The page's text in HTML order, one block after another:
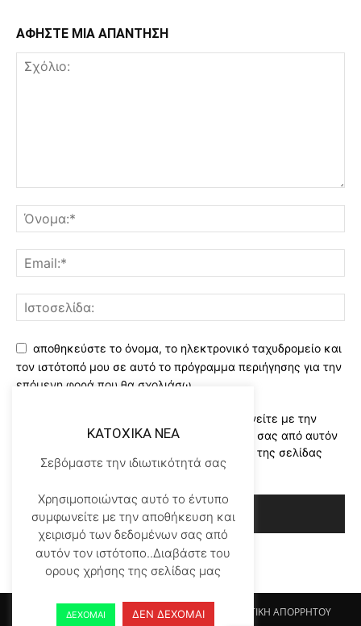
ΑΦΗΣΤΕ ΜΙΑ ΑΠΑΝΤΗΣΗ
αποθηκεύστε το όνομα, το ηλεκτρονικό ταχυδρομείο και
τον ιστότοπό μου σε αυτό το πρόγραμμα περιήγησης για την
επόμενη φορά που θα σχολιάσω.
Χρησιμοποιώντας αυτό το έντυπο συμφωνείτε με την
αποθήκευση και χειρισμό των δεδομένων σας από αυτόν
τον ιστότοπο..Διαβάστε του ορους χρήσης της σελίδας
μας*
Αρχικη KATOHIKA NEA Login Register
ΠΟΛΙΤΙΚΗ ΑΠΟΡΡΗΤΟΥ
KATOXIKA NEA
Σεβόμαστε την ιδιωτικότητά σας
Χρησιμοποιώντας αυτό το έντυπο
συμφωνείτε με την αποθήκευση και
χειρισμό των δεδομένων σας από
αυτόν τον ιστότοπο..Διαβάστε του
ορους χρήσης της σελίδας μας
ΔΕΧΟΜΑΙ ΔΕΝ ΔΕΧΟΜΑΙ